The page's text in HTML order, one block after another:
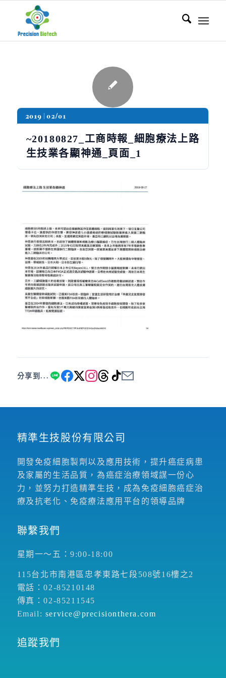
2019 02/01
~20180827_工商時報_細胞療法上路
生技業各顯神通_頁面_1
分享到...
精準生技股份有限公司
開發免疫細胞製劑以及應用技術，提升癌症病患
及家屬的生活品質，為癌症治療領域謀一份心
力，並努力打造精準生技，成為免疫細胞癌症治
療及抗老化、免疫療法應用平台的領導品牌
聯繫我們
星期一～五：9:00-18:00
115台北市南港區忠孝東路七段508號16樓之2
電話：02-85210148
傳真：02-85211545
Email: service@precisionthera.com
追蹤我們